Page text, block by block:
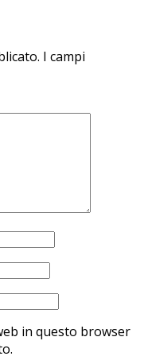
I campi
in questo browser